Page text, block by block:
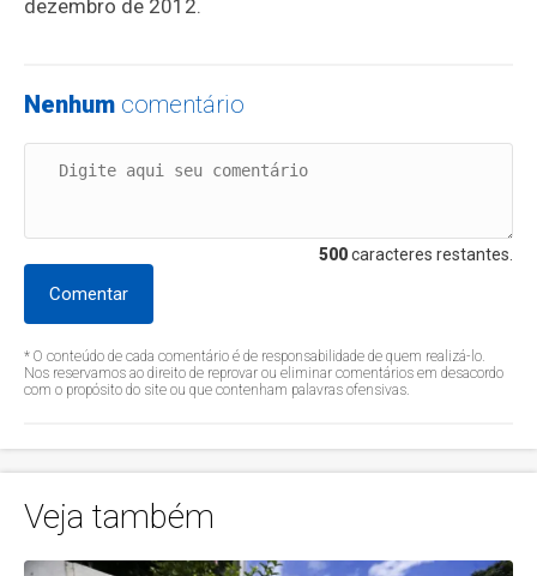
dezembro de 2012.
Nenhum comentário
500caracteres restantes.
Comentar
* O conteúdo de cada comentário é de responsabilidade de quem realizá-lo.
Nos reservamos ao direito de reprovar ou eliminar comentários em desacordo
com o propósito do site ou que contenham palavras ofensivas.
Veja também